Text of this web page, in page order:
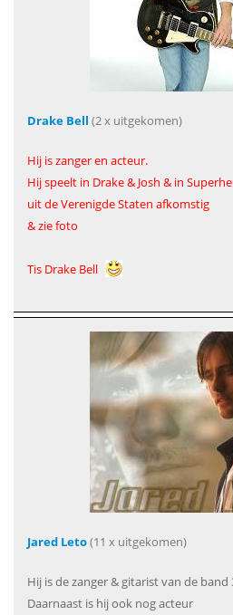
Drake Bell (2 x uitgekomen)
Hij is zanger en acteur.
Hij speelt in Drake & Josh & in
uit de Verenigde Staten afkomstig
& zie foto
Tis Drake Bell
Jared Leto(11 x uitgekomen)
Hij is de zanger & gitarist van de band
Daarnaast is hij ook nog acteur